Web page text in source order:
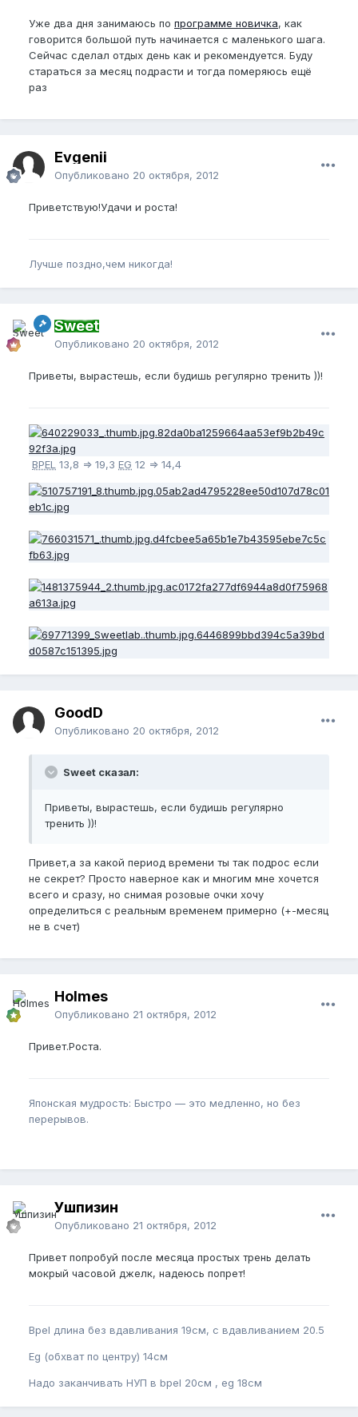
Уже два дня занимаюсь по программе новичка, как
говорится большой путь начинается с маленького шага.
Сейчас сделал отдых день как и рекомендуется. Буду
стараться за месяц подрасти и тогда померяюсь ещё
раз
Evgenii
Опубликовано 20 октября, 2012
Приветствую!Удачи и роста!
Лучше поздно,чем никогда!
Sweet
Опубликовано 20 октября, 2012
Приветы, вырастешь, если будишь регулярно тренить ))!
BPEL 13,8 => 19,3 EG 12 => 14,4
GoodD
Опубликовано 20 октября, 2012
Sweet сказал:
Приветы, вырастешь, если будишь регулярно
тренить ))!
Привет,а за какой период времени ты так подрос если
не секрет? Просто наверное как и многим мне хочется
всего и сразу, но снимая розовые очки хочу
определиться с реальным временем примерно (+-месяц
не в счет)
Holmes
Опубликовано 21 октября, 2012
Привет.Роста.
Японская мудрость: Быстро — это медленно, но без
перерывов.
Ушпизин
Опубликовано 21 октября, 2012
Привет попробуй после месяца простых трень делать
мокрый часовой джелк, надеюсь попрет!
Bpel длина без вдавливания 19см, с вдавливанием 20.5
Eg (обхват по центру) 14см
Надо заканчивать НУП в bpel 20см , eg 18см